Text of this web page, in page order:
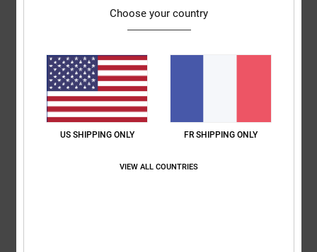
C'était exactement ce que mon fils voulait
Afficher original - English
Confort: 5/5 Rapport qualité / prix
: 5/5
Je recommande ce produit
5/5
Choose your country
US SHIPPING ONLY FR SHIPPING ONLY
VIEW ALL COUNTRIES